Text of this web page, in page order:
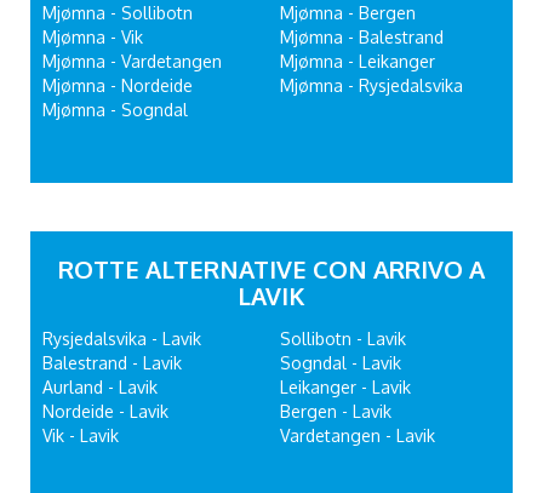
Mjømna - Sollibotn
Mjømna - Vik
Mjømna - Vardetangen
Mjømna - Nordeide
Mjømna - Sogndal
Mjømna - Bergen
Mjømna - Balestrand
Mjømna - Leikanger
Mjømna - Rysjedalsvika
ROTTE ALTERNATIVE CON ARRIVO A
LAVIK
Rysjedalsvika - Lavik
Balestrand - Lavik
Aurland - Lavik
Nordeide - Lavik
Vik - Lavik
Sollibotn - Lavik
Sogndal - Lavik
Leikanger - Lavik
Bergen - Lavik
Vardetangen - Lavik